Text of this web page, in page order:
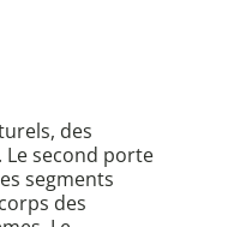
des
second porte
segments
des